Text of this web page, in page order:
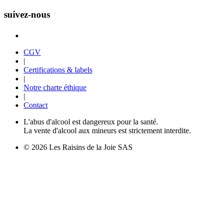
suivez-nous
CGV
|
Certifications & labels
|
Notre charte éthique
|
Contact
L'abus d'alcool est dangereux pour la santé.
La vente d'alcool aux mineurs est strictement interdite.
© 2026 Les Raisins de la Joie SAS